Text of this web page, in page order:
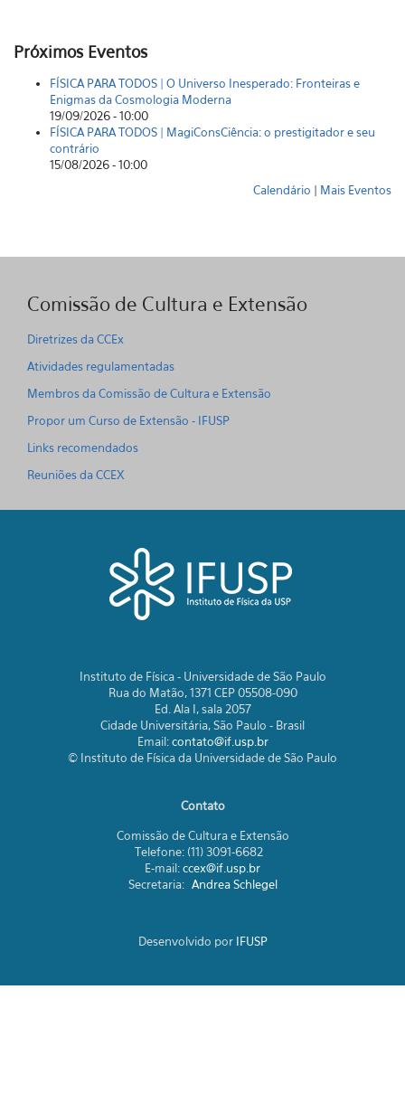
Próximos Eventos
FÍSICA PARA TODOS | O Universo Inesperado: Fronteiras e
Enigmas da Cosmologia Moderna
19/09/2026 - 10:00
FÍSICA PARA TODOS | MagiConsCiência: o prestigitador e seu
contrário
15/08/2026 - 10:00
Calendário | Mais Eventos
Comissão de Cultura e Extensão
Diretrizes da CCEx
Atividades regulamentadas
Membros da Comissão de Cultura e Extensão
Propor um Curso de Extensão - IFUSP
Links recomendados
Reuniões da CCEX
Instituto de Física - Universidade de São Paulo
Rua do Matão, 1371 CEP 05508-090
Ed. Ala I, sala 2057
Cidade Universitária, São Paulo - Brasil
Email:contato@if.usp.br
© Instituto de Física da Universidade de São Paulo
Contato
Comissão de Cultura e Extensão
Telefone: (11) 3091-6682
E-mail:ccex@if.usp.br
Secretaria: Andrea Schlegel
Desenvolvido por IFUSP